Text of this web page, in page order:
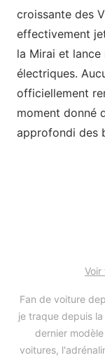
croissante des
effectivement
la Mirai et
électriques.
officiellement
moment donné
approfondi des
Voir
Fan de voiture
je traque depuis
dernier
voitures,